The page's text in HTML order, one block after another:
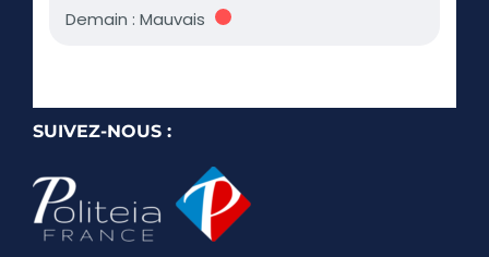
SUIVEZ-NOUS :